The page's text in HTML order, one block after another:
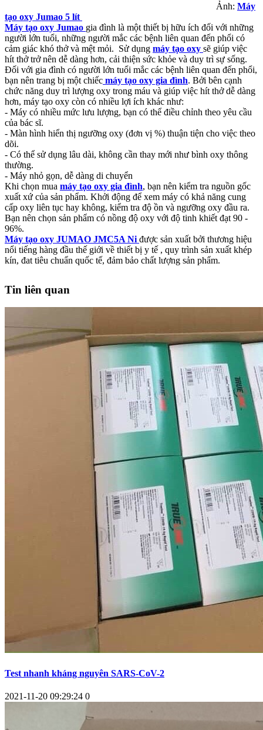
Ảnh: Máy
tạo oxy Jumao 5 lít
Máy tạo oxy Jumao gia đình là một thiết bị hữu ích đối với những
người lớn tuổi, những người mắc các bệnh liên quan đến phổi có
cảm giác khó thở và mệt mỏi. Sử dụng máy tạo oxy sẽ giúp việc
hít thở trở nên dễ dàng hơn, cải thiện sức khỏe và duy trì sự sống.
Đối với gia đình có người lớn tuổi mắc các bệnh liên quan đến phổi,
bạn nên trang bị một chiếc máy tạo oxy gia đình. Bởi bên cạnh
chức năng duy trì lượng oxy trong máu và giúp việc hít thở dễ dàng
hơn, máy tạo oxy còn có nhiều lợi ích khác như:
- Máy có nhiều mức lưu lượng, bạn có thể điều chỉnh theo yêu cầu
của bác sĩ.
- Màn hình hiển thị ngưỡng oxy (đơn vị %) thuận tiện cho việc theo
dõi.
- Có thể sử dụng lâu dài, không cần thay mới như bình oxy thông
thường.
- Máy nhỏ gọn, dễ dàng di chuyển
Khi chọn mua máy tạo oxy gia đình, bạn nên kiểm tra nguồn gốc
xuất xứ của sản phẩm. Khởi động để xem máy có khả năng cung
cấp oxy liên tục hay không, kiểm tra độ ồn và ngưỡng oxy đầu ra.
Bạn nên chọn sản phẩm có nồng độ oxy với độ tinh khiết đạt 90 -
96%.
Máy tạo oxy JUMAO JMC5A Ni được sản xuất bởi thương hiệu
nổi tiếng hàng đầu thế giới về thiết bị y tế , quy trình sản xuất khép
kín, đat tiêu chuẩn quốc tế, đảm bảo chất lượng sản phẩm.
Tin liên quan
Test nhanh kháng nguyên SARS-CoV-2
2021-11-20 09:29:24 0